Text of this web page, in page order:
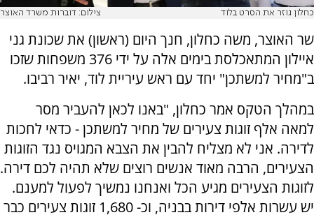
כחלון גוזר את הסרט בלוד צילום: דוברות משרד האוצר
שר האוצר, משה כחלון, חנך היום (ראשון) את שכונת גני
איילון המתאכלסת בימים אלה על ידי 376 משפחות שזכו
ב"מחיר למשתכן" יחד עם ראש עיריית לוד, יאיר רביבו.
במהלך הטקס אמר כחלון, "באנו לכאן להעביר מסר
למאה אלף זוגות צעירים של מחיר למשתכן - כדאי לחכות
לדירה. אני לא מצליח להבין את הצבא המגויס נגד הזוגות
הצעירים, הרבה מאוד אנשים רוצים שלא תהיה לכם דירה.
לזוגות הצעירים מגיע הכל ואנחנו נמשיך לפעול למענם.
יש עשרות אלפי דירות בבניה, וכ- 1,680 זוגות צעירים כבר